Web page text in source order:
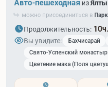
Авто-пешеходная изЯлты
можно присоединиться в
Продолжительность: 10ч.
Вы увидите: Бахчисарай
Свято-Успенский
Цветение мака (Поля